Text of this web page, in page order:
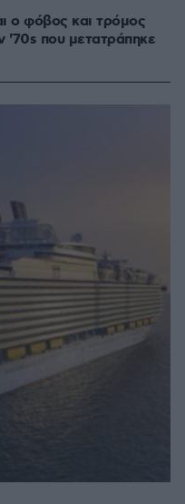
ο φόβος και τρόμος
'70s που μετατράπηκε